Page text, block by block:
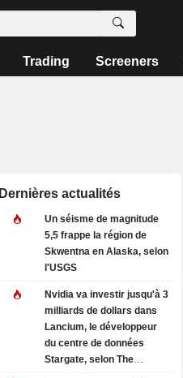
Trading Screeners
Dernières actualités
Un séisme de magnitude
5,5 frappe la région de
Skwentna en Alaska, selon
l'USGS
Nvidia va investir jusqu'à 3
milliards de dollars dans
Lancium, le développeur
du centre de données
Stargate, selon The